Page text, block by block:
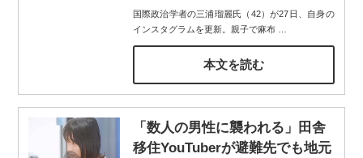
国際政治学者の三浦瑠麗氏（42）が27日、自身の
インスタグラムを更新。親子で麻布…
本文を読む
「数人の男性に襲われる」田舎
移住YouTuberが避難先でも地元